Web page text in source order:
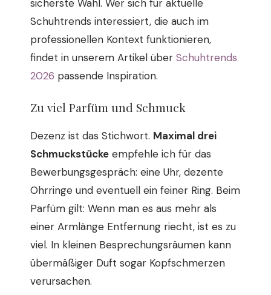
sicherste Wahl. Wer sich für aktuelle
Schuhtrends interessiert, die auch im
professionellen Kontext funktionieren,
findet in unserem Artikel über Schuhtrends
2026 passende Inspiration.
Zu viel Parfüm und Schmuck
Dezenz ist das Stichwort. Maximal drei
Schmuckstücke empfehle ich für das
Bewerbungsgespräch: eine Uhr, dezente
Ohrringe und eventuell ein feiner Ring. Beim
Parfüm gilt: Wenn man es aus mehr als
einer Armlänge Entfernung riecht, ist es zu
viel. In kleinen Besprechungsräumen kann
übermäßiger Duft sogar Kopfschmerzen
verursachen.